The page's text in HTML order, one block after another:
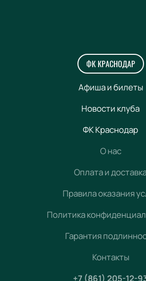
ФК КРАСНОДАР
Афиша и билеты
Новости клуба
ФК Краснодар
О нас
Оплата и
Правила оказания
Политика
Гарантия
Контакты
+7 (861) 205-12-